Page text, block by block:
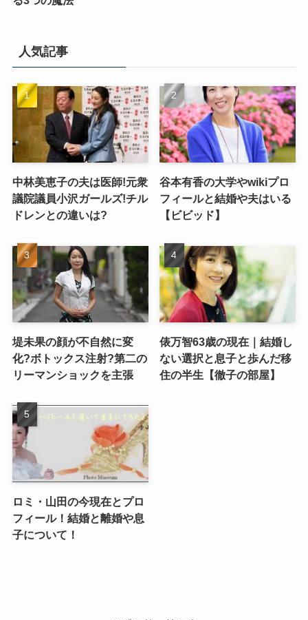
人気記事
中林美恵子の夫は医師!元衆
議院議員小沢ガールズ!チル
ドレンとの違いは?
谷本有香の大学やwikiプロ
フィールと結婚や夫はいる
【ビビッド】
堤未果の顔が不自然に変
化?ボトックス注射?第二の
リーマンショックを主張
俵万智63歳の現在｜結婚し
ない選択と息子と歩んだ移
住の半生【徹子の部屋】
ロミ・山田の今現在とプロ
フィール！結婚と離婚や息
子について！